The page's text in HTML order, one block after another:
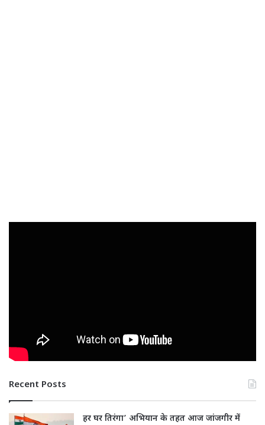
Recent Posts
हर घर तिरंगा’ अभियान के तहत आज जांजगीर में